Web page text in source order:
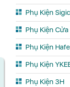
Phụ Kiện
Phụ Kiện Cửa
Phụ Kiện
Phụ Kiện
Phụ Kiện 3H